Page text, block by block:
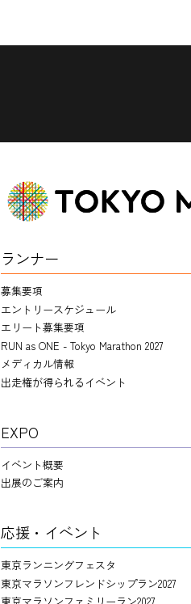
ランナー
募集要項
エントリースケジュール
エリート募集要項
RUN as ONE - Tokyo Marathon 2027
メディカル情報
出走権が得られるイベント
EXPO
イベント概要
出展のご案内
応援・イベント
東京ランニングフェスタ
東京マラソンフレンドシップラン2027